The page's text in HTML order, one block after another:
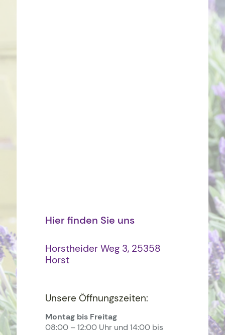
Hier finden Sie uns
Horstheider Weg 3, 25358
Horst
Unsere Öffnungszeiten:
Montag bis Freitag
08:00 – 12:00 Uhr und 14:00 bis